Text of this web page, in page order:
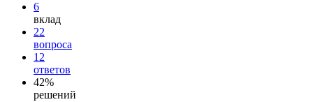
6
вклад
22
вопроса
12
ответов
42%
решений